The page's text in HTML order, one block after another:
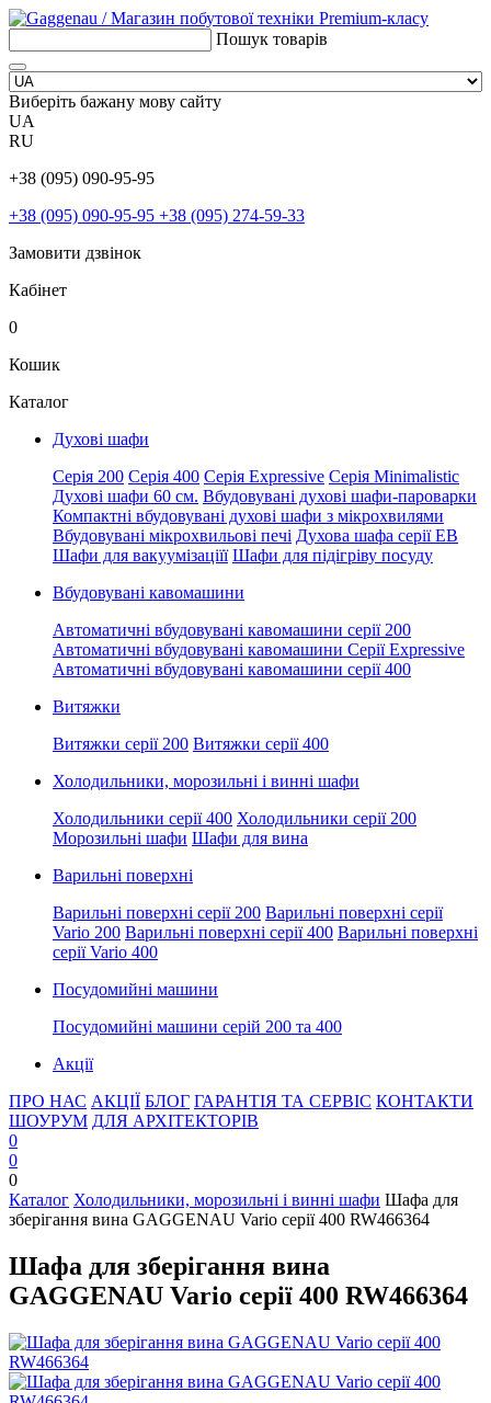
Пошук товарів
Виберіть бажану мову сайту
UA
RU
+38 (095) 090-95-95
+38 (095) 090-95-95 +38 (095) 274-59-33
Замовити дзвінок
Кабінет
0
Кошик
Каталог
Духові шафи
Серія 200 Серія 400 Серія Expressive Серія Minimalistic
Духові шафи 60 см. Вбудовувані духові шафи-пароварки
Компактні вбудовувані духові шафи з мікрохвилями
Вбудовувані мікрохвильові печі Духова шафа серії EB
Шафи для вакуумізаціїї Шафи для підігріву посуду
Вбудовувані кавомашини
Автоматичні вбудовувані кавомашини серії 200
Автоматичні вбудовувані кавомашини Серії Expressive
Автоматичні вбудовувані кавомашини серії 400
Витяжки
Витяжки серії 200 Витяжки серії 400
Холодильники, морозильні і винні шафи
Холодильники серії 400 Холодильники серії 200
Морозильні шафи Шафи для вина
Варильні поверхні
Варильні поверхні серії 200 Варильні поверхні серії
Vario 200 Варильні поверхні серії 400 Варильні поверхні
серії Vario 400
Посудомийні машини
Посудомийні машини серій 200 та 400
Акції
ПРО НАС АКЦІЇ БЛОГ ГАРАНТІЯ ТА СЕРВІС КОНТАКТИ
ШОУРУМ ДЛЯ АРХІТЕКТОРІВ
0
0
0
Каталог Холодильники, морозильні і винні шафи Шафа для
зберігання вина GAGGENAU Vario серії 400 RW466364
Шафа для зберігання вина
GAGGENAU Vario серії 400 RW466364